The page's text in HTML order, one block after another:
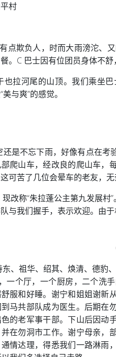
村
点欺负人，时而大雨滂沱、
。C 巴士因有位团员身体不
也拉河尾的山顶。我们乘坐
与爽”的感觉。
还是不忘下雨，好像有点在考
爬山车，经改良的爬山车，
可苦了几位会晕车的老友，无
改称“朱拉蓬公主第九发展
与我们握手，表示欢迎。由
、祖华、绍其、焕清、德豹
一个厅，一个厨房，二个洗
服和好睡。谢宁和姐姐谢新
马共部队成为医生。后期在
的老军事干部。下山后因动
在勿洞市工作。谢宁母亲，
情达理，得悉我们一路淋雨